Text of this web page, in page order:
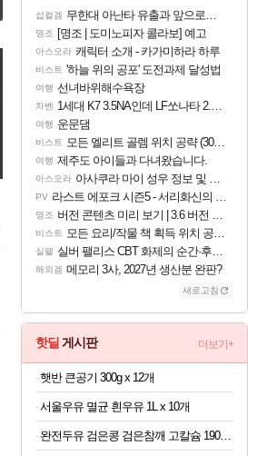
섭컬겜 무한대 아난타 유출과 앞으로의 예상 (루머)
명조 [명조 | 도미노피자 콜라보] 예고
아스오라 캐릭터 소개 - 카가미하라 하루
비스트 '하늘 위의 공포' 도전과제 달성법
여행 선녀바위해수욕장
차벤 1세대 K7 3.5NA인데 LF쏘나타 2.0NA 기변하면 유류비 절약이 얼마나 될까요..?
여행 운문댐
비스트 모든 엘리트 골렘 위치 공략 (30개) - 방랑 결투가
여행 제주도 아이들과 다녀왔습니다.
아스오라 아사쿠라 마이 성우 정보 및 주요 필모
PV 라스트 에포크 시즌5 - 서리화신의 분노 티저
명조 버전 콘텐츠 미리 보기 | 3.6 버전 「신기루 속 등불 그림자, 속세에 깃든 검의 결심」이 8월 20일에 업데이트됩니다!
비스트 모든 요리/작물 책 획득 위치 공략 (36개) - 미식가 도전과제
실팰 실버 팰리스 CBT 화제의 순간·후기 모음
해외겜 메모리 3사, 2027년 생산분 완판?
새로고침
핫딜 게시판 더보기+
햇반 큰공기 300g x 12개
서울우유 멸균 흰우유 1L x 10개
완전두유 검은콩 검은참깨 고칼슘 190ml x 60개